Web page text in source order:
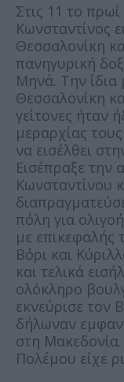
Στις 11 το
Κωνσταντίνος
Θεσσαλονίκη
πανηγυρική
Μηνά. Την
Θεσσαλονίκη
γείτονες ήταν
μεραρχίας
να εισέλθει
Εισέπραξε την
Κωνσταντίνου
πόλη για
με επικεφαλής
Βόρι και
και τελικά
ολόκληρο
εκνεύρισε τον
δήλωναν
στη
Πολέμου είχε